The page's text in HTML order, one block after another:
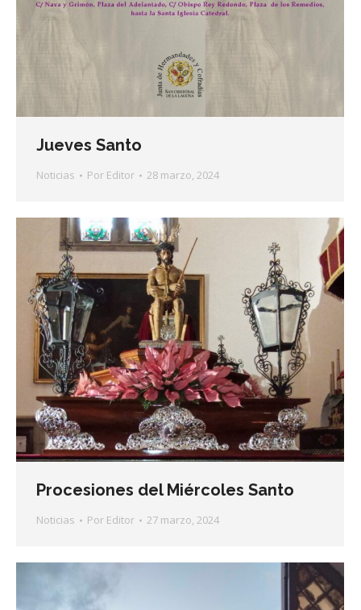
Jueves Santo
Noticias Por Editor 28 marzo, 2024
Procesiones del Miércoles Santo
Noticias Por Editor 27 marzo, 2024